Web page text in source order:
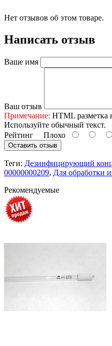
Нет отзывов об этом товаре.
Написать отзыв
Ваше имя
Ваш отзыв
Примечание: HTML разметка
Используйте обычный текст.
Рейтинг Плохо
Оставить отзыв
Теги: Дезинфицирующий
00000000209, Для обработки
Рекомендуемые